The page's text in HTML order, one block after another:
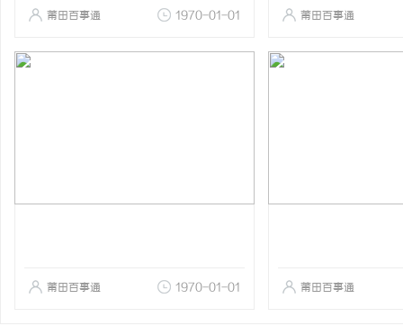
莆田百事通 1970-01-01 莆田百事通
莆田百事通 1970-01-01 莆田百事通